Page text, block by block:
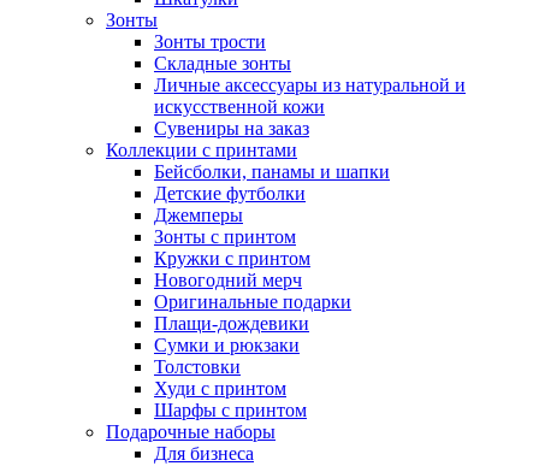
Зонты
Зонты трости
Складные зонты
Личные аксессуары из натуральной и
искусственной кожи
Сувениры на заказ
Коллекции с принтами
Бейсболки, панамы и шапки
Детские футболки
Джемперы
Зонты с принтом
Кружки с принтом
Новогодний мерч
Оригинальные подарки
Плащи-дождевики
Сумки и рюкзаки
Толстовки
Худи с принтом
Шарфы с принтом
Подарочные наборы
Для бизнеса